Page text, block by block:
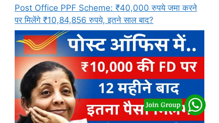
Post Office PPF Scheme: ₹40,000 रुपये जमा करने
पर मिलेंगे ₹10,84,856 रुपये, इतने साल बाद?